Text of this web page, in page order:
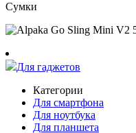
Сумки
Для гаджетов
Категории
Для смартфона
Для ноутбука
Для планшета